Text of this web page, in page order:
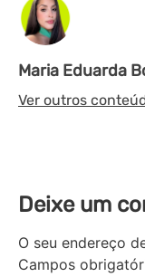
Maria Eduarda
Ver outros
Deixe um
O seu endereço
Campos